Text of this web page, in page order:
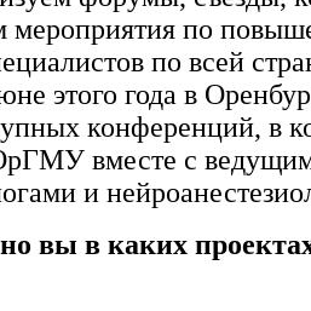
мероприятия по
по всей
этого года в
конференций, в
вместе с
и
вы в каких